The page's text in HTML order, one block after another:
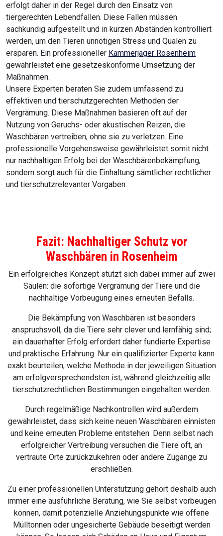
erfolgt daher in der Regel durch den Einsatz von
tiergerechten Lebendfallen. Diese Fallen müssen
sachkundig aufgestellt und in kurzen Abständen kontrolliert
werden, um den Tieren unnötigen Stress und Qualen zu
ersparen. Ein professioneller Kammerjäger Rosenheim
gewährleistet eine gesetzeskonforme Umsetzung der
Maßnahmen.
Unsere Experten beraten Sie zudem umfassend zu
effektiven und tierschutzgerechten Methoden der
Vergrämung. Diese Maßnahmen basieren oft auf der
Nutzung von Geruchs- oder akustischen Reizen, die
Waschbären vertreiben, ohne sie zu verletzen. Eine
professionelle Vorgehensweise gewährleistet somit nicht
nur nachhaltigen Erfolg bei der Waschbärenbekämpfung,
sondern sorgt auch für die Einhaltung sämtlicher rechtlicher
und tierschutzrelevanter Vorgaben.
Fazit: Nachhaltiger Schutz vor
Waschbären in Rosenheim
Ein erfolgreiches Konzept stützt sich dabei immer auf zwei
Säulen: die sofortige Vergrämung der Tiere und die
nachhaltige Vorbeugung eines erneuten Befalls.
Die Bekämpfung von Waschbären ist besonders
anspruchsvoll, da die Tiere sehr clever und lernfähig sind;
ein dauerhafter Erfolg erfordert daher fundierte Expertise
und praktische Erfahrung. Nur ein qualifizierter Experte kann
exakt beurteilen, welche Methode in der jeweiligen Situation
am erfolgversprechendsten ist, während gleichzeitig alle
tierschutzrechtlichen Bestimmungen eingehalten werden.
Durch regelmäßige Nachkontrollen wird außerdem
gewährleistet, dass sich keine neuen Waschbären einnisten
und keine erneuten Probleme entstehen. Denn selbst nach
erfolgreicher Vertreibung versuchen die Tiere oft, an
vertraute Orte zurückzukehren oder andere Zugänge zu
erschließen.
Zu einer professionellen Unterstützung gehört deshalb auch
immer eine ausführliche Beratung, wie Sie selbst vorbeugen
können, damit potenzielle Anziehungspunkte wie offene
Mülltonnen oder ungesicherte Gebäude beseitigt werden